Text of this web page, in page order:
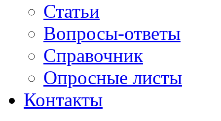
Статьи
Вопросы-ответы
Справочник
Опросные листы
Контакты